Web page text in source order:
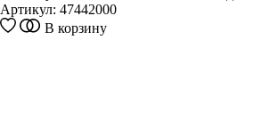
Артикул: 47442000
В корзину